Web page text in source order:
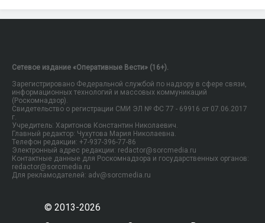
Сетевое издание «Оперативные Вести» (16+).
Зарегистрировано Федеральной службой по надзору в сфере связи,
информационных технологий и массовых коммуникаций
(Роскомнадзор).
Свидетельство о регистрации СМИ ЭЛ № ФС 77 - 69916 от 07.06.2017
г.
Учредитель: Харитонов Константин Николаевич.
Главный редактор: Чухутова Мария Николаевна.
Телефон редакции: +7-937-396-77-86
Электронный адрес редакции: redactor@sorcmedia.ru
Контактные данные для Роскомнадзора и государственных органов:
redactor@sorcmedia.ru
Для рекламодателей: adv@sorcmedia.ru
© 2013-2026